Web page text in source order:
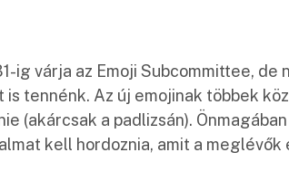
ig várja az Emoji Subcommittee, de
tennénk. Az új emojinak többek
(akárcsak a padlizsán).
kell hordoznia, amit a